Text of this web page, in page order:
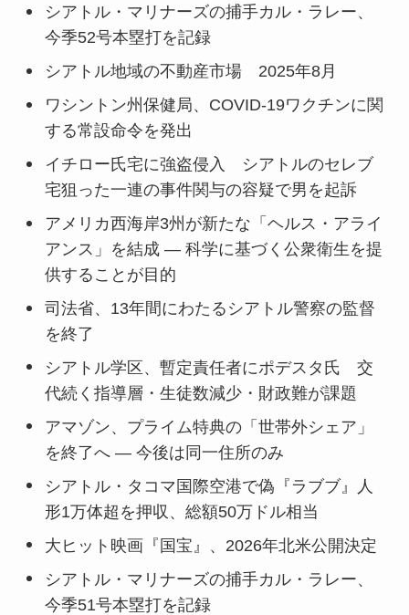
シアトル・マリナーズの捕手カル・ラレー、
今季52号本塁打を記録
シアトル地域の不動産市場 2025年8月
ワシントン州保健局、COVID-19ワクチンに関
する常設命令を発出
イチロー氏宅に強盗侵入 シアトルのセレブ
宅狙った一連の事件関与の容疑で男を起訴
アメリカ西海岸3州が新たな「ヘルス・アライ
アンス」を結成 ― 科学に基づく公衆衛生を提
供することが目的
司法省、13年間にわたるシアトル警察の監督
を終了
シアトル学区、暫定責任者にポデスタ氏 交
代続く指導層・生徒数減少・財政難が課題
アマゾン、プライム特典の「世帯外シェア」
を終了へ ― 今後は同一住所のみ
シアトル・タコマ国際空港で偽『ラブブ』人
形1万体超を押収、総額50万ドル相当
大ヒット映画『国宝』、2026年北米公開決定
シアトル・マリナーズの捕手カル・ラレー、
今季51号本塁打を記録